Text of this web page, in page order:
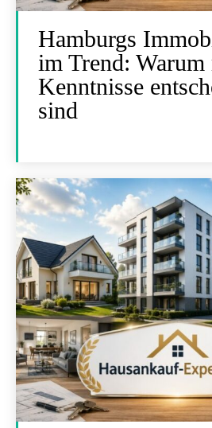
Hamburgs
im Trend: Warum
Kenntnisse
sind